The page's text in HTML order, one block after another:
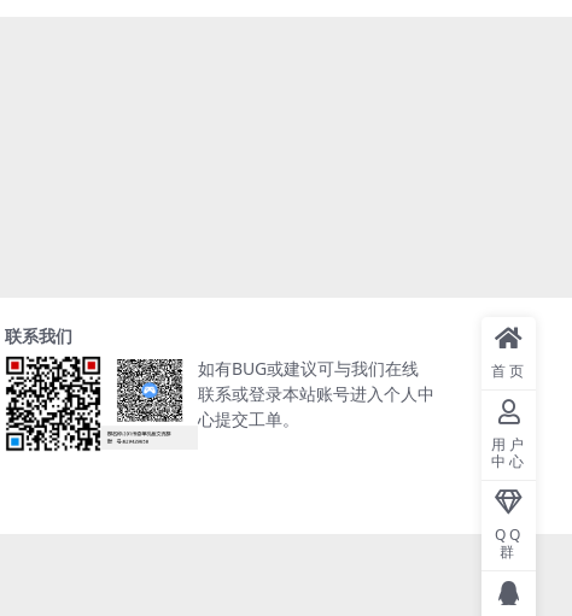
联系我们
如有BUG或建议可与我们在线
联系或登录本站账号进入个人中
心提交工单。
首页
用户
中心
QQ
群